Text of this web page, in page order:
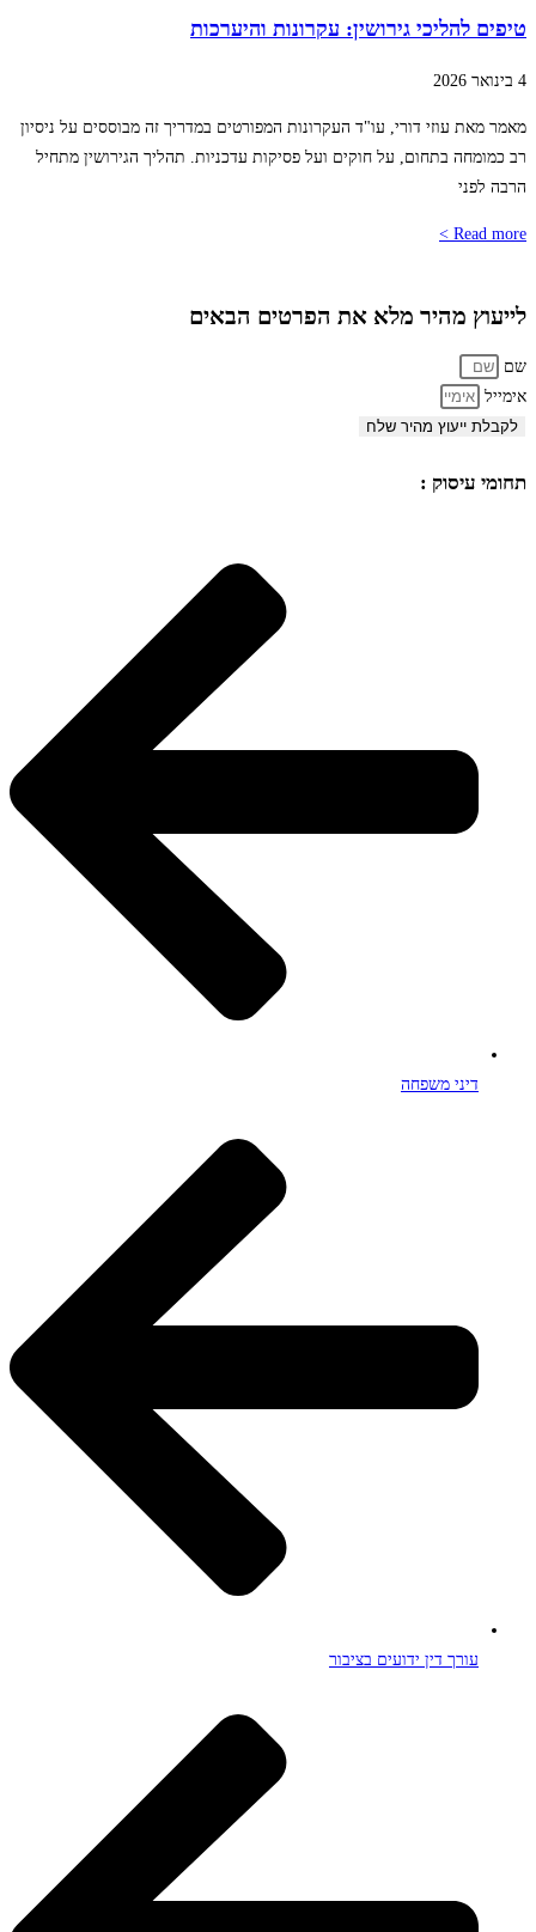
טיפים להליכי גירושין: עקרונות והיערכות
4 בינואר 2026
מאמר מאת עוזי דורי, עו"ד העקרונות המפורטים במדריך זה מבוססים על ניסיון
רב כמומחה בתחום, על חוקים ועל פסיקות עדכניות. תהליך הגירושין מתחיל
הרבה לפני
Read more >
לייעוץ מהיר מלא את הפרטים הבאים
שם
אימייל
לקבלת ייעוץ מהיר שלח
תחומי עיסוק :
דיני משפחה
עורך דין ידועים בציבור